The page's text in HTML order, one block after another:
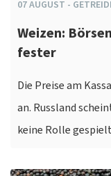
07AUGUST -
Weizen:
fester
Die Preise am
an. Russland
keine Rolle